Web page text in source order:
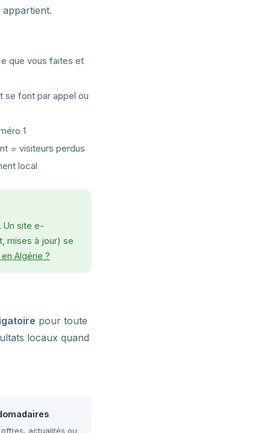
que vous faites et
font par appel ou
1
= visiteurs perdus
local
Un site e-
mises à jour) se
Algérie ?
pour toute
locaux quand
actualités ou